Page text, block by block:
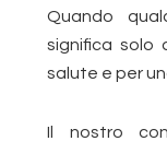
Quando
significa solo
salute e per
Il nostro